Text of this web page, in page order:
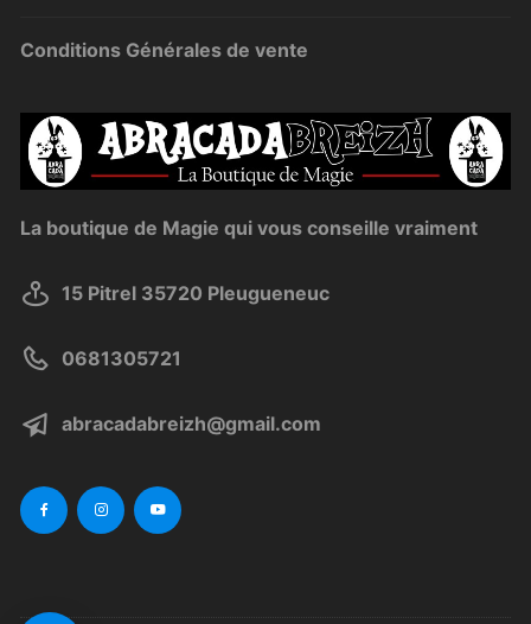
Conditions Générales de vente
La boutique de Magie qui vous conseille vraiment
15 Pitrel 35720 Pleugueneuc
0681305721
abracadabreizh@gmail.com